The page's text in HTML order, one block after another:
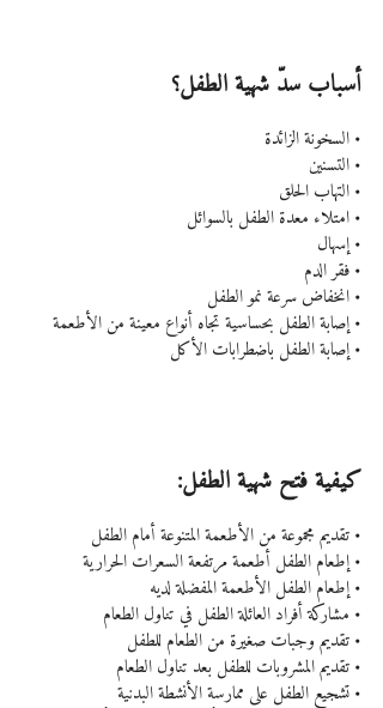
أسباب سدّ شهية الطفل؟
• السخونة الزائدة
• التسنين
• التهاب الحلق
• امتلاء معدة الطفل بالسوائل
• إسهال
• فقر الدم
• انخفاض سرعة نمو الطفل
• إصابة الطفل بحساسية تجاه أنواع معينة من الأطعمة
• إصابة الطفل باضطرابات الأكل
كيفية فتح شهية الطفل:
• تقديم مجموعة من الأطعمة المتنوعة أمام الطفل
• إطعام الطفل أطعمة مرتفعة السعرات الحرارية
• إطعام الطفل الأطعمة المفضلة لديه
• مشاركة أفراد العائلة الطفل في تناول الطعام
• تقديم وجبات صغيرة من الطعام للطفل
• تقديم المشروبات للطفل بعد تناول الطعام
• تشجيع الطفل على ممارسة الأنشطة البدنية